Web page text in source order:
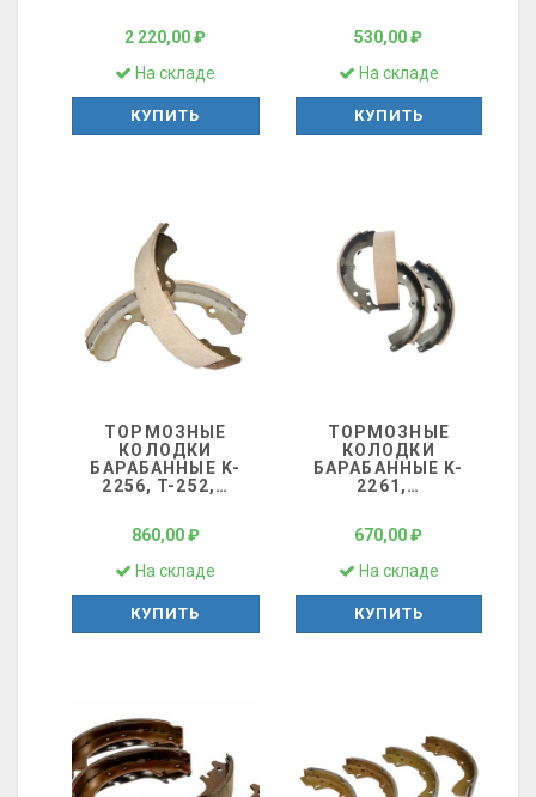
2 220,00 ₽
На складе
КУПИТЬ
530,00 ₽
На складе
КУПИТЬ
ТОРМОЗНЫЕ
КОЛОДКИ
БАРАБАННЫЕ K-
2256, T-252,…
860,00 ₽
На складе
КУПИТЬ
ТОРМОЗНЫЕ
КОЛОДКИ
БАРАБАННЫЕ K-
2261,…
670,00 ₽
На складе
КУПИТЬ